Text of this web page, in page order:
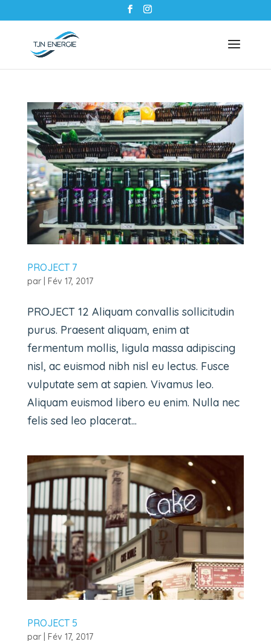
PROJECT 7
par Fév 17, 2017
PROJECT 12 Aliquam convallis sollicitudin
purus. Praesent aliquam, enim at
fermentum mollis, ligula massa adipiscing
nisl, ac euismod nibh nisl eu lectus. Fusce
vulputate sem at sapien. Vivamus leo.
Aliquam euismod libero eu enim. Nulla nec
felis sed leo placerat...
PROJECT 5
par Fév 17, 2017